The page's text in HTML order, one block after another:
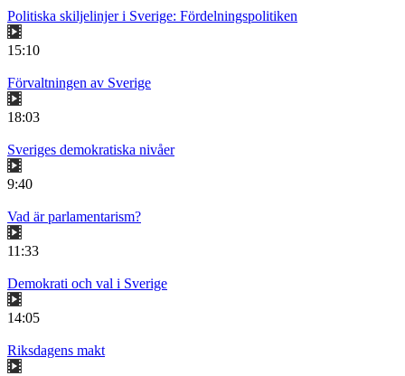
Politiska skiljelinjer i Sverige: Fördelningspolitiken
15:10
Förvaltningen av Sverige
18:03
Sveriges demokratiska nivåer
9:40
Vad är parlamentarism?
11:33
Demokrati och val i Sverige
14:05
Riksdagens makt